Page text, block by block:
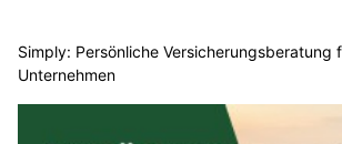
Simply: Persönliche Versicherungsberatung
Unternehmen